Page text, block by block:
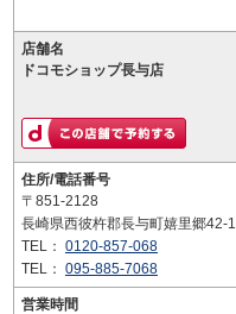
店舗名
ドコモショップ長与店
住所/電話番号
〒851-2128
長崎県西彼杵郡長与町嬉里郷42-1
TEL： 0120-857-068
TEL： 095-885-7068
営業時間